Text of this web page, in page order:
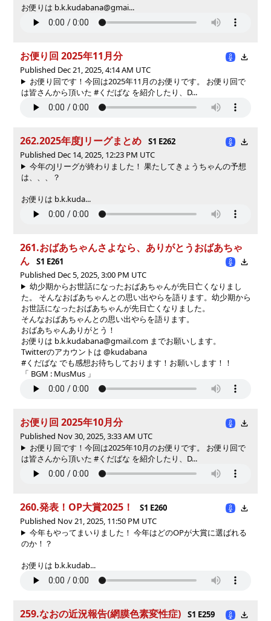
お便りは b.k.kudabana@gmai...
お便り回 2025年11月分
Published Dec 21, 2025, 4:14 AM UTC
お便り回です！今回は2025年11月のお便りです。 お便り回で
は皆さんから頂いた #くだばな を紹介したり、D...
262.2025年度Jリーグまとめ
S1 E262
Published Dec 14, 2025, 12:23 PM UTC
今年のJリーグが終わりました！ 果たしてきょうちゃんの予想
は、、、？
お便りは b.k.kuda...
261.おばあちゃんさよなら、ありがとうおばあちゃ
ん
S1 E261
Published Dec 5, 2025, 3:00 PM UTC
幼少期からお世話になったおばあちゃんが先日亡くなりまし
た。 そんなおばあちゃんとの思い出やらを語ります。 幼少期から
お世話になったおばあちゃんが先日亡くなりました。
そんなおばあちゃんとの思い出やらを語ります。
おばあちゃんありがとう！
お便りは b.k.kudabana@gmail.com までお願いします。
Twitterのアカウントは @kudabana
#くだばな でも感想お待ちしております！お願いします！！
「 BGM : MusMus 」
お便り回 2025年10月分
Published Nov 30, 2025, 3:33 AM UTC
お便り回です！今回は2025年10月のお便りです。 お便り回で
は皆さんから頂いた #くだばな を紹介したり、D...
260.発表！OP大賞2025！
S1 E260
Published Nov 21, 2025, 11:50 PM UTC
今年もやってまいりました！ 今年はどのOPが大賞に選ばれる
のか！？
お便りは b.k.kudab...
259.なおの近況報告(網膜色素変性症)
S1 E259